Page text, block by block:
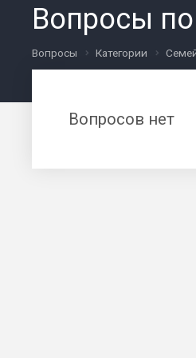
Вопросы
Вопросы Категории
Вопросов нет